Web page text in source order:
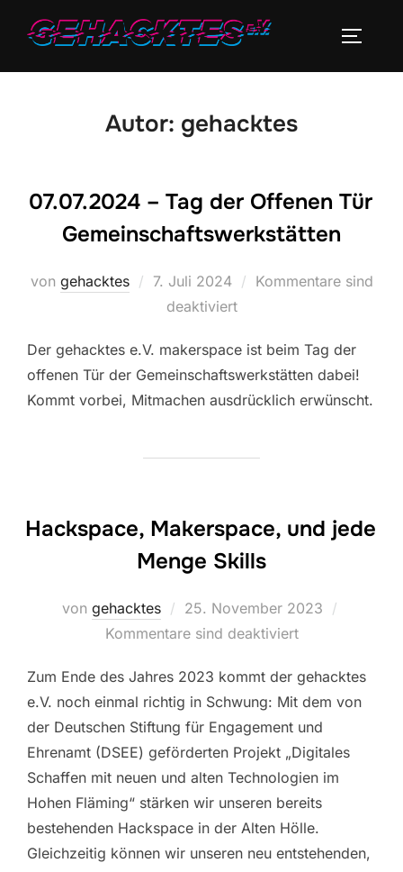
Inhalt
Autor: gehacktes
07.07.2024 – Tag der Offenen Tür
Gemeinschaftswerkstätten
von gehacktes
Veröffentlicht
am
7. Juli 2024
Kommentare sind
deaktiviert
Der gehacktes e.V. makerspace ist beim Tag der
offenen Tür der Gemeinschaftswerkstätten dabei!
Kommt vorbei, Mitmachen ausdrücklich erwünscht.
Hackspace, Makerspace, und jede
Menge Skills
von gehacktes
Veröffentlicht
am
25. November 2023
Kommentare sind deaktiviert
Zum Ende des Jahres 2023 kommt der gehacktes
e.V. noch einmal richtig in Schwung: Mit dem von
der Deutschen Stiftung für Engagement und
Ehrenamt (DSEE) geförderten Projekt „Digitales
Schaffen mit neuen und alten Technologien im
Hohen Fläming“ stärken wir unseren bereits
bestehenden Hackspace in der Alten Hölle.
Gleichzeitig können wir unseren neu entstehenden,